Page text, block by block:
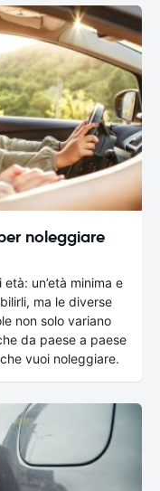
noleggiare
un’età minima e
ma le diverse
non solo variano
da paese a paese
vuoi noleggiare.